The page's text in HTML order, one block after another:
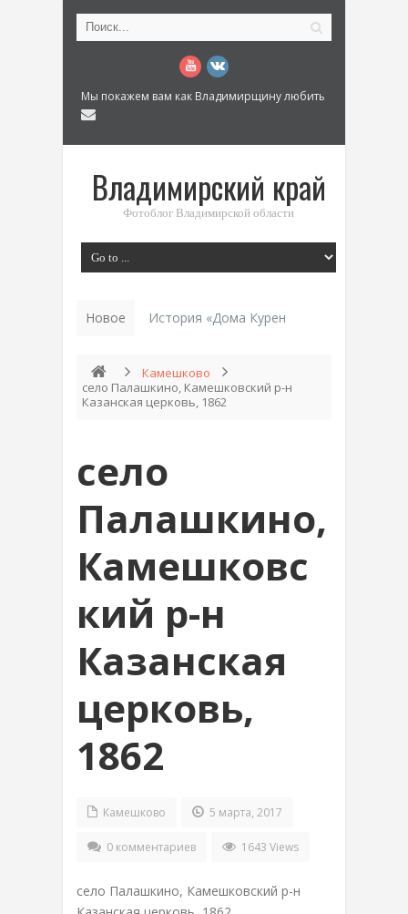
Мы покажем вам как Владимирщину любить
Владимирский край
Фотоблог Владимирской области
Новое История «Дома Куренкова» в Коврове
Камешково
село Палашкино, Камешковский р-н
Казанская церковь, 1862
село
Палашкино,
Камешковс
кий р-н
Казанская
церковь,
1862
Камешково 5 марта, 2017
0 комментариев 1643 Views
село Палашкино, Камешковский р-н